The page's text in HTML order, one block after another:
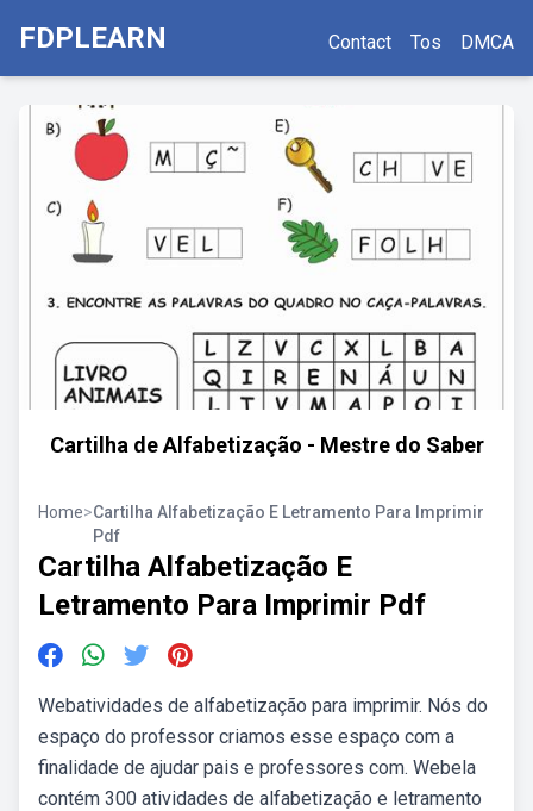
FDPLEARN Contact Tos DMCA
Cartilha de Alfabetização - Mestre do Saber
Home>Cartilha Alfabetização E Letramento Para Imprimir
Pdf
Cartilha Alfabetização E
Letramento Para Imprimir Pdf
Webatividades de alfabetização para imprimir. Nós do
espaço do professor criamos esse espaço com a
finalidade de ajudar pais e professores com. Webela
contém 300 atividades de alfabetização e letramento